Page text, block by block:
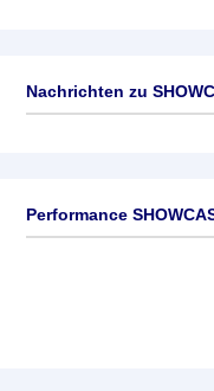
Nachrichten zu
Performance